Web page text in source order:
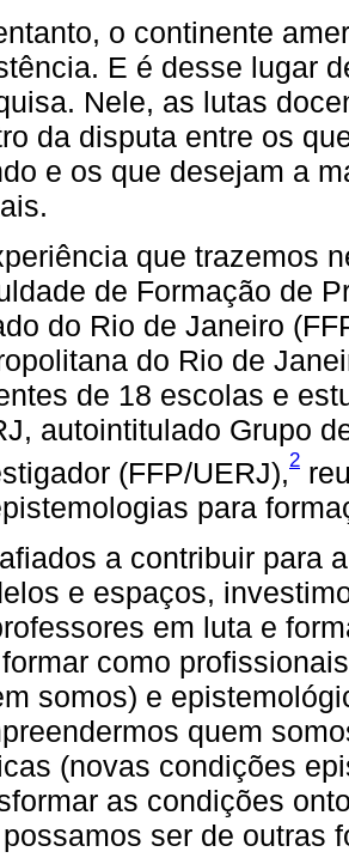
o continente
E é desse lugar
Nele, as lutas
da disputa entre os
e os que desejam a
que trazemos
de Formação de
do Rio de Janeiro
do Rio de
de 18 escolas e
autointitulado Grupo
(FFP/UERJ),2
para
a contribuir para
e espaços,
em luta e
como
somos) e
quem
(novas condições
as condições
ser de outras